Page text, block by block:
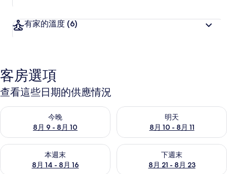
有家的溫度 (6)
客房選項
查看這些日期的供應情況
今晚
8月 9 - 8月 10
查看今晚 (8月 9 - 8月 10) 的供應情況
明天
8月 10 - 8月 11
查看明天 (8月 10 - 8月 11) 的
本週末
8月 14 - 8月 16
查看本週末 (8月 14 - 8月 16) 的供應情況
下週末
8月 21 - 8月 23
查看下週末 (8月 21 - 8月 23)